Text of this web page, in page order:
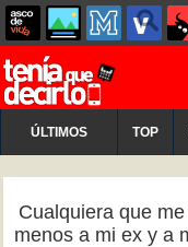
ÚLTIMOS TOP
Cualquiera que
menos a mi ex y a